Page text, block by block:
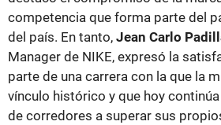
competencia que forma parte del
del país. En tanto, Jean Carlo
Manager de NIKE, expresó la
parte de una carrera con la que la
vínculo histórico y que hoy
de corredores a superar sus